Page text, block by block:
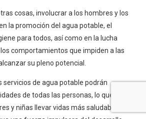
cosas, involucrar a los hombres y los
la promoción del agua potable, el
para todos, así como en la lucha
comportamientos que impiden a las
su pleno potencial.
servicios de agua potable podrán
de todas las personas, lo que
y niñas llevar vidas más saludables y